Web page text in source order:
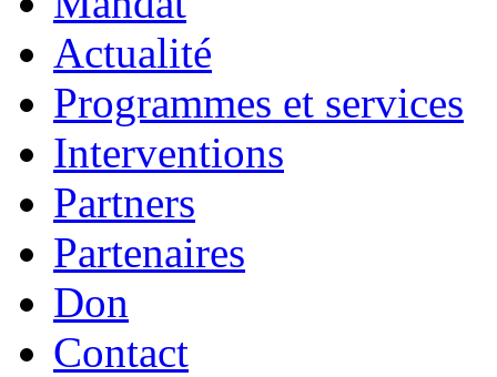
Actualité
Programmes et services
Interventions
Partners
Partenaires
Don
Contact